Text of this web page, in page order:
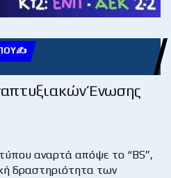
Ένωσης
αναρτά απόψε το “BS”,
δραστηριότητα των